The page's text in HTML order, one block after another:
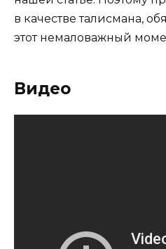
в качестве талисмана,
этот немаловажный
Видео